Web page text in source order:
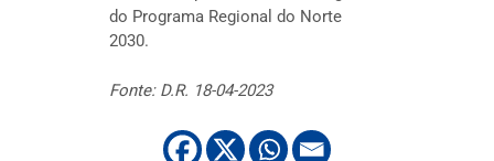
do Programa Regional do Norte
2030.
Fonte: D.R. 18-04-2023